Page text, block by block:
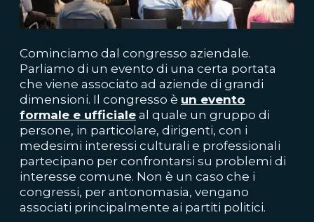
Cominciamo dal congresso aziendale.
Parliamo di un evento di una certa portata
che viene associato ad aziende di grandi
dimensioni. Il congresso è un evento
formale e ufficiale al quale un gruppo di
persone, in particolare, dirigenti, con i
medesimi interessi culturali e professionali
partecipano per confrontarsi su problemi di
interesse comune. Non è un caso che i
congressi, per antonomasia, vengano
associati principalmente ai partiti politici.